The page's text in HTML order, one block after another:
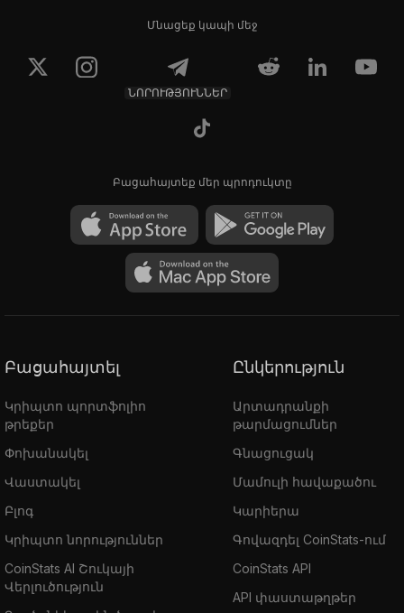
Մնացեք կապի մեջ
ՆՈՐՈՒԹՅՈՒՆՆԵՐ
Բացահայտեք մեր պրոդուկտը
Բացահայտել
Կրիպտո պորտֆոլիո
թրեքեր
Փոխանակել
Վաստակել
Բլոգ
Կրիպտո նորություններ
CoinStats AI Շուկայի
Վերլուծություն
Ընկերություն
Արտադրանքի
թարմացումներ
Գնացուցակ
Մամուլի հավաքածու
Կարիերա
Գովազդել CoinStats-ում
CoinStats API
API փաստաթղթեր